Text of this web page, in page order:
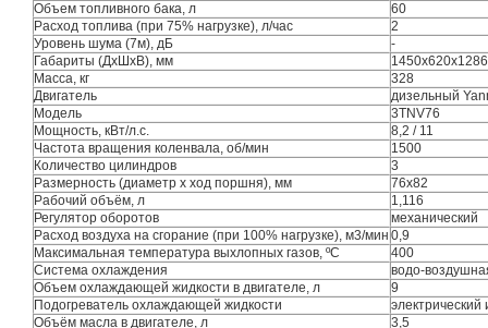
Объем топливного бака, л
60
Расход топлива (при 75% нагрузке), л/час
2
Уровень шума (7м), дБ
-
Габариты (ДхШхВ), мм
1450x620x1286
Масса, кг
328
Двигатель
дизельный
Модель
3TNV76
Мощность, кВт/л.с.
8,2 / 11
Частота вращения коленвала, об/мин
1500
Количество цилиндров
3
Размерность (диаметр х ход поршня), мм
76x82
Рабочий объём, л
1,116
Регулятор оборотов
механический
Расход воздуха на сгорание (при 100% нагрузке), м3/мин 0,9
Максимальная температура выхлопных газов, ºC
400
Система охлаждения
водо-
Объем охлаждающей жидкости в двигателе, л
9
Подогреватель охлаждающей жидкости
электрический
Объём масла в двигателе, л
3,5